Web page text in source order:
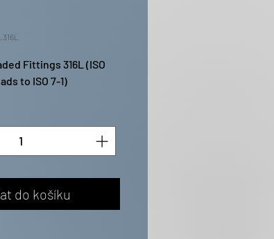
Fittings 316L (ISO
to ISO 7-1)
do košíku